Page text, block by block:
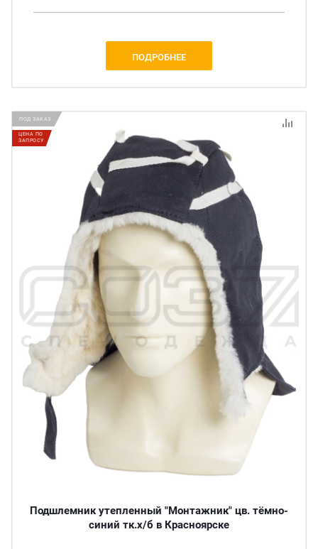
ПОДРОБНЕЕ
ПОД ЗАКАЗ
ЦЕНА ПО
ЗАПРОСУ
Подшлемник утепленный "Монтажник" цв. тёмно-
синий тк.х/б в Красноярске